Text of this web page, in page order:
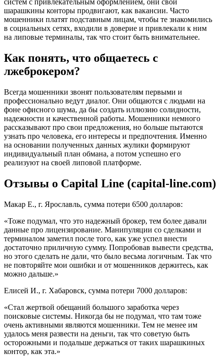
систем с привлекательным оформлением, они свои
шарашкины конторы продвигают, как вакансии. Часто
мошенники платят подставным лицам, чтобы те знакомились
в социальных сетях, входили в доверие и привлекали к ним
на липовые терминалы, так что стоит быть внимательнее.
Как понять, что общаетесь с
лжеброкером?
Всегда мошенники звонят пользователям первыми и
профессионально ведут диалог. Они общаются с людьми на
фоне офисного шума, да бы создать иллюзию солидности,
надежности и качественной работы. Мошенники немного
рассказывают про свои предложения, но больше пытаются
узнать про человека, его интересы и предпочтения. Именно
на основании полученных данных жулики формируют
индивидуальный план обмана, а потом успешно его
реализуют на своей липовой платформе.
Отзывы о Capital Line (capital-line.com)
Макар Е., г. Ярославль, сумма потери 6500 долларов:
«Тоже подумал, что это надежный брокер, тем более давали
данные про лицензирование. Манипуляции со сделками и
терминалом заметил после того, как уже успел внести
достаточно приличную сумму. Попробовав вывести средства,
но этого сделать не дали, что было весьма логичным. Так что
не повторяйте мои ошибки и от мошенников держитесь, как
можно дальше.»
Елисей И., г. Хабаровск, сумма потери 7000 долларов:
«Стал жертвой обещаний большого заработка через
поисковые системы. Никогда бы не подумал, что там тоже
очень активными являются мошенники. Тем не менее им
удалось меня развести на деньги, так что советую быть
осторожными и подальше держаться от таких шарашкиных
контор, как эта.»